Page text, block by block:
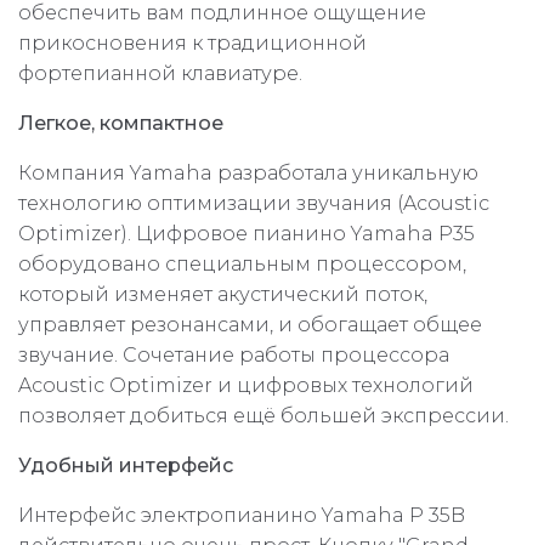
обеспечить вам подлинное ощущение
прикосновения к традиционной
фортепианной клавиатуре.
Легкое, компактное
Компания Yamaha разработала уникальную
технологию оптимизации звучания (Acoustic
Optimizer). Цифровое пианино Yamaha P35
оборудовано специальным процессором,
который изменяет акустический поток,
управляет резонансами, и обогащает общее
звучание. Сочетание работы процессора
Acoustic Optimizer и цифровых технологий
позволяет добиться ещё большей экспрессии.
Удобный интерфейс
Интерфейс электропианино Yamaha P 35B